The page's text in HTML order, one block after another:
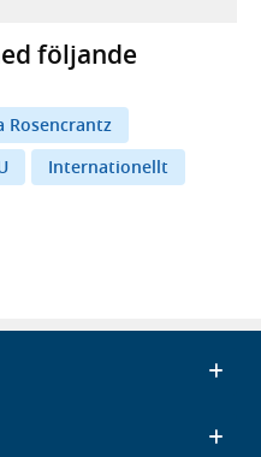
följande
Rosencrantz
Internationellt